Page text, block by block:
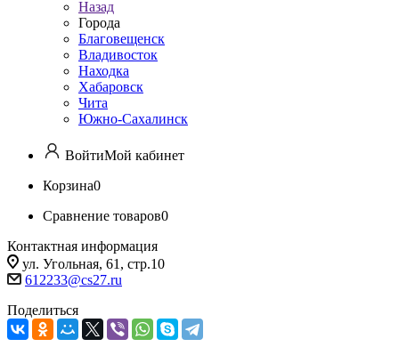
Назад
Города
Благовещенск
Владивосток
Находка
Хабаровск
Чита
Южно-Сахалинск
ВойтиМой кабинет
Корзина0
Сравнение товаров0
Контактная информация
ул. Угольная, 61, стр.10
612233@cs27.ru
Поделиться